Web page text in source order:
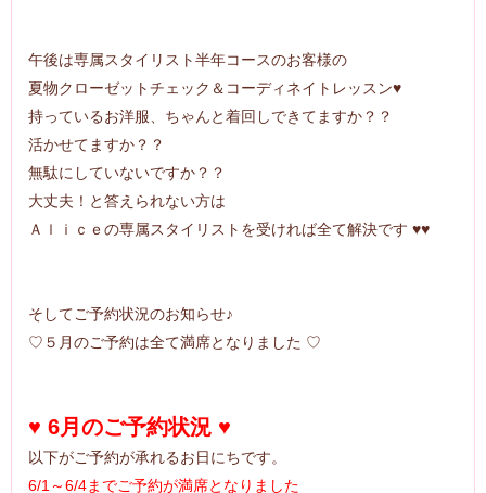
午後は専属スタイリスト半年コースのお客様の
夏物クローゼットチェック＆コーディネイトレッスン♥
持っているお洋服、ちゃんと着回しできてますか？？
活かせてますか？？
無駄にしていないですか？？
大丈夫！と答えられない方は
Ａｌｉｃｅの専属スタイリストを受ければ全て解決です ♥♥
そしてご予約状況のお知らせ♪
♡５月のご予約は全て満席となりました ♡
♥ 6月のご予約状況 ♥
以下がご予約が承れるお日にちです。
6/1～6/4までご予約が満席となりました